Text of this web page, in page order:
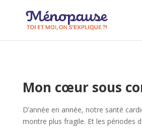
Mon cœur sous
D’année en année, notre santé
montre plus fragile. Et les périodes